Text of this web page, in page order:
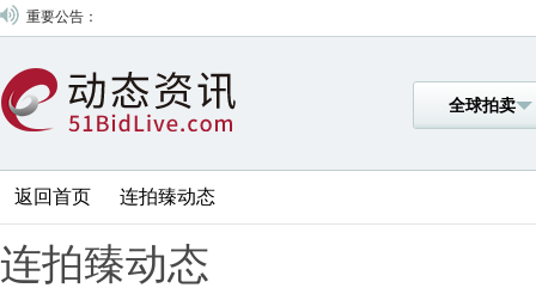
重要公告：
全球拍卖
返回首页 连拍臻动态
连拍臻动态